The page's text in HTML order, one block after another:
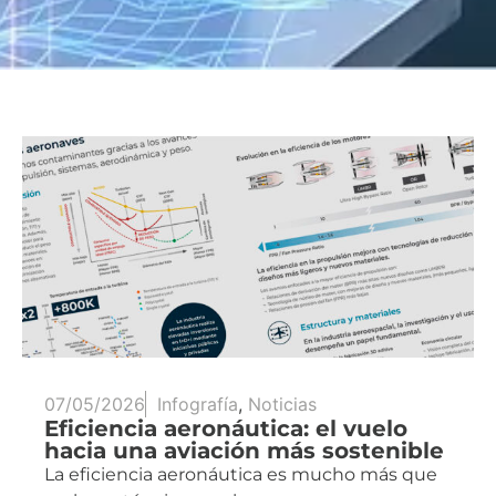
07/05/2026 Infografía, Noticias
Eficiencia aeronáutica: el vuelo
hacia una aviación más sostenible
La eficiencia aeronáutica es mucho más que